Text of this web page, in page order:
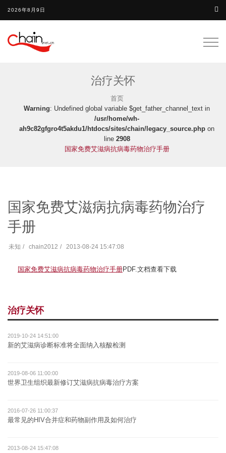
2026年8月9日
治疗关怀
首页
Warning: Undefined global variable $get_father_channel_text in
/usr/home/wh-
ah9c82gfgro4t5akdu1/htdocs/sites/chain/legacy_source.php on
line 2908
国家免费艾滋病抗病毒药物治疗手册
国家免费艾滋病抗病毒药物治疗
手册
未知 chain2012 2013-08-24 15:47:08
国家免费艾滋病抗病毒药物治疗手册PDF.文档查看下载
治疗关怀
2019-10-24 14:51:00
新的艾滋病诊断标准将全面纳入核酸检测
2019-08-06 11:00:00
世界卫生组织最新修订艾滋病抗病毒治疗方案
2016-07-26 11:00:37
最常见的HIV合并症和药物副作用及如何治疗
2013-08-24 15:47:08